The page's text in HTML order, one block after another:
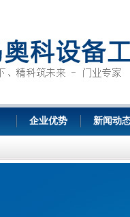
企业优势 新闻动